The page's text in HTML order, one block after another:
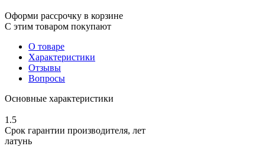
Оформи рассрочку в корзине
С этим товаром покупают
О товаре
Характеристики
Отзывы
Вопросы
Основные характеристики
1.5
Срок гарантии производителя, лет
латунь